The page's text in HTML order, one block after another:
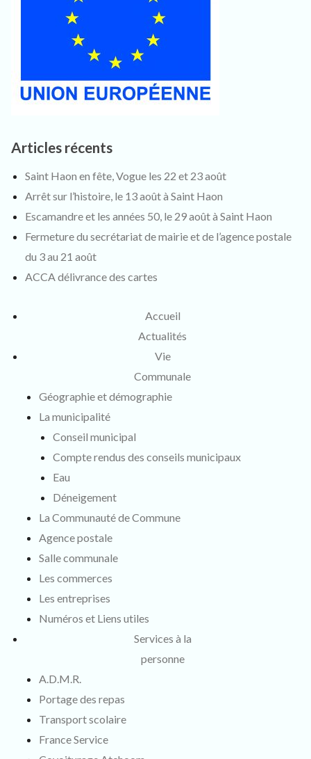
Articles récents
Saint Haon en fête, Vogue les 22 et 23 août
Arrêt sur l’histoire, le 13 août à Saint Haon
Escamandre et les années 50, le 29 août à Saint Haon
Fermeture du secrétariat de mairie et de l’agence postale
du 3 au 21 août
ACCA délivrance des cartes
Accueil
Actualités
Vie
Communale
Géographie et démographie
La municipalité
Conseil municipal
Compte rendus des conseils municipaux
Eau
Déneigement
La Communauté de Commune
Agence postale
Salle communale
Les commerces
Les entreprises
Numéros et Liens utiles
Services à la
personne
A.D.M.R.
Portage des repas
Transport scolaire
France Service